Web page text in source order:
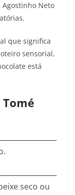
Agostinho Neto
que significa
sensorial,
está
seco ou